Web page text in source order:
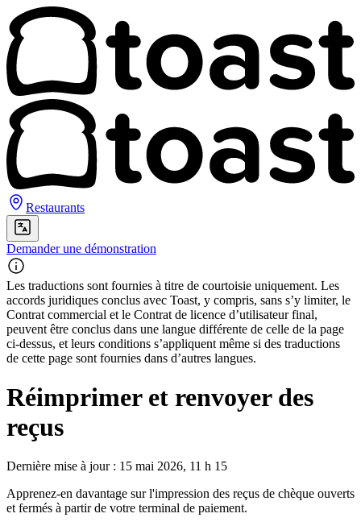
Restaurants
Demander une démonstration
Les traductions sont fournies à titre de courtoisie uniquement. Les
accords juridiques conclus avec Toast, y compris, sans s’y limiter, le
Contrat commercial et le Contrat de licence d’utilisateur final,
peuvent être conclus dans une langue différente de celle de la page
ci-dessus, et leurs conditions s’appliquent même si des traductions
de cette page sont fournies dans d’autres langues.
Réimprimer et renvoyer des
reçus
Dernière mise à jour : 15 mai 2026, 11 h 15
Apprenez-en davantage sur l'impression des reçus de chèque ouverts
et fermés à partir de votre terminal de paiement.